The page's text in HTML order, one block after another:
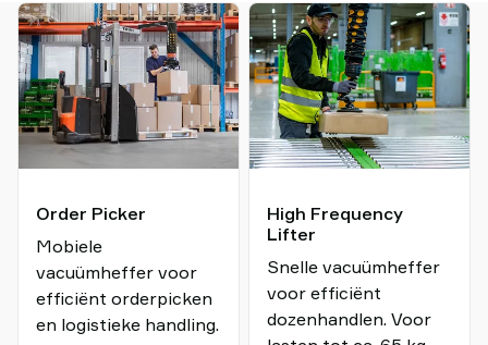
Order Picker
Mobiele
vacuümheffer voor
efficiënt orderpicken
en logistieke handling.
High Frequency
Lifter
Snelle vacuümheffer
voor efficiënt
dozenhandlen. Voor